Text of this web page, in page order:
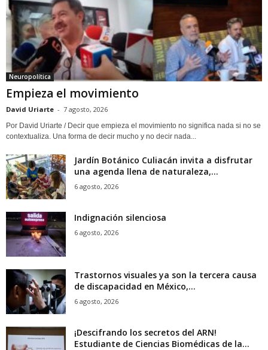
Neuropolítica
Empieza el movimiento
David Uriarte - 7 agosto, 2026
Por David Uriarte / Decir que empieza el movimiento no significa nada si no se
contextualiza. Una forma de decir mucho y no decir nada...
Jardín Botánico Culiacán invita a disfrutar
una agenda llena de naturaleza,...
6 agosto, 2026
Indignación silenciosa
6 agosto, 2026
Trastornos visuales ya son la tercera causa
de discapacidad en México,...
6 agosto, 2026
¡Descifrando los secretos del ARN!
Estudiante de Ciencias Biomédicas de la...